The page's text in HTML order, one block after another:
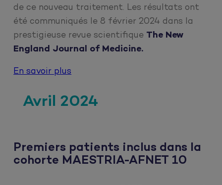
de ce nouveau traitement. Les résultats ont
été communiqués le 8 février 2024 dans la
prestigieuse revue scientifique The New
England Journal of Medicine.
En savoir plus
Avril 2024
Premiers patients inclus dans la
cohorte MAESTRIA-AFNET 10